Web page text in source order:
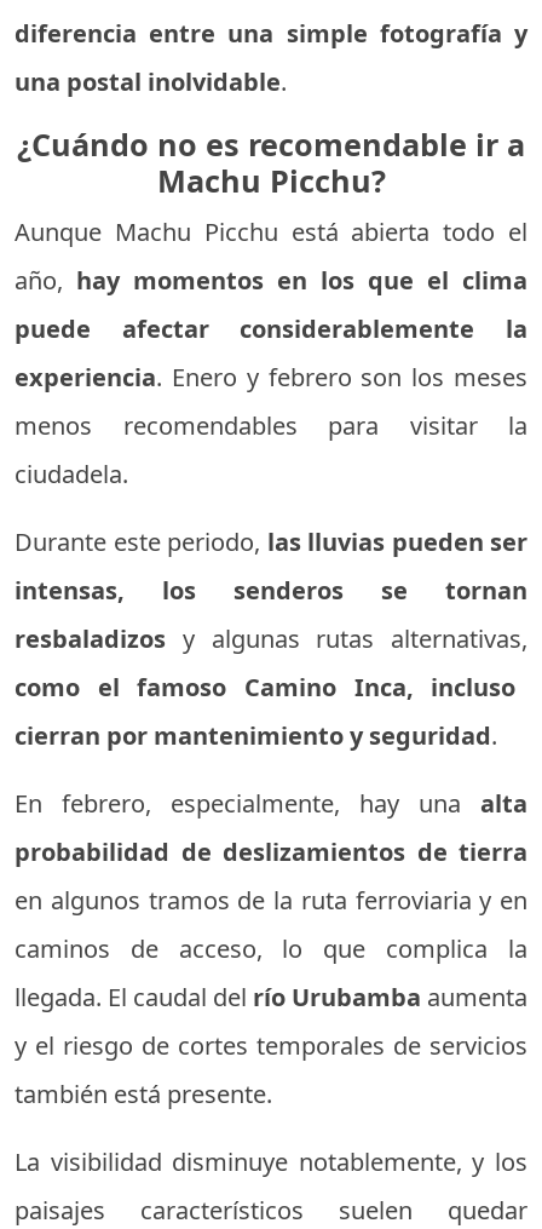
diferencia entre una simple fotografía y
una postal inolvidable.
¿Cuándo no es recomendable ir a
Machu Picchu?
Aunque Machu Picchu está abierta todo el
año, hay momentos en los que el clima
puede afectar considerablemente la
experiencia. Enero y febrero son los meses
menos recomendables para visitar la
ciudadela.
Durante este periodo, las lluvias pueden ser
intensas, los senderos se tornan
resbaladizos y algunas rutas alternativas,
como el famoso Camino Inca, incluso
cierran por mantenimiento y seguridad.
En febrero, especialmente, hay una alta
probabilidad de deslizamientos de tierra
en algunos tramos de la ruta ferroviaria y en
caminos de acceso, lo que complica la
llegada. El caudal del río Urubamba aumenta
y el riesgo de cortes temporales de servicios
también está presente.
La visibilidad disminuye notablemente, y los
paisajes característicos suelen quedar